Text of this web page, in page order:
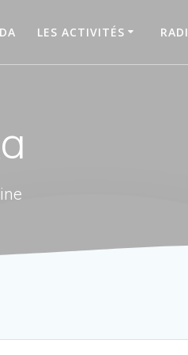
LES ACTIVITÉS